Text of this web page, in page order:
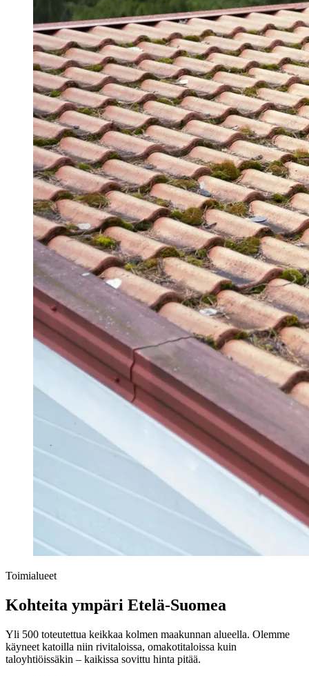
Toimialueet
Kohteita ympäri Etelä-Suomea
Yli 500 toteutettua keikkaa kolmen maakunnan alueella. Olemme
käyneet katoilla niin rivitaloissa, omakotitaloissa kuin
taloyhtiöissäkin – kaikissa sovittu hinta pitää.